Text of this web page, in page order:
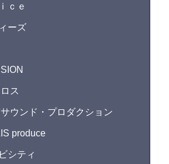
ｃｅ
ーズ
ス
ウンド・プロダクション
produce
シティ